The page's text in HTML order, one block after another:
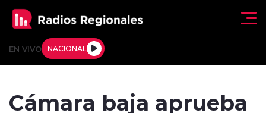
EN VIVO NACIONAL
Cámara baja aprueba